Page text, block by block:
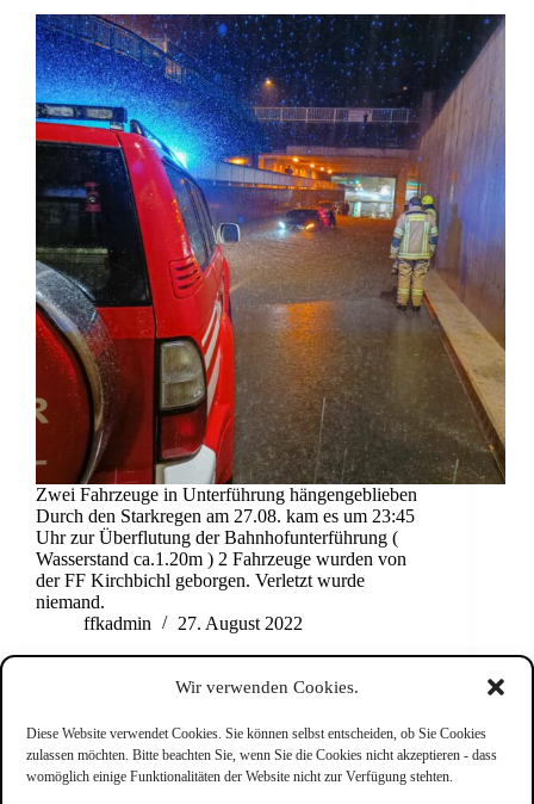
Wir verwenden Cookies.
Diese Website verwendet Cookies. Sie können selbst entscheiden, ob Sie Cookies
zulassen möchten. Bitte beachten Sie, wenn Sie die Cookies nicht akzeptieren - dass
womöglich einige Funktionalitäten der Website nicht zur Verfügung stehten.
Zwei Fahrzeuge in Unterführung hängengeblieben
Durch den Starkregen am 27.08. kam es um 23:45
Uhr zur Überflutung der Bahnhofunterführung (
Wasserstand ca.1.20m ) 2 Fahrzeuge wurden von
der FF Kirchbichl geborgen. Verletzt wurde
niemand.
ffkadmin
27. August 2022
PREV NEXT